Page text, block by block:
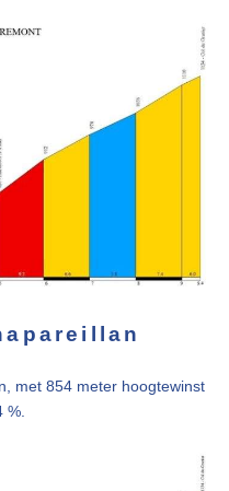
met 854 meter hoogtewinst
%.